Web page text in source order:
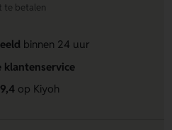
te betalen
binnen 24 uur
klantenservice
op Kiyoh